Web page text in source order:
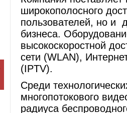
широкополосного
пользователей, но и
бизнеса.
высокоскоростной
сети (WLAN),
(IPTV).
Среди
многопотокового
радиуса